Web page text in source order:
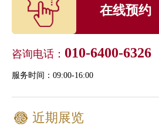
在线预约
咨询电话： 010-6400-6326
服务时间：09:00-16:00
近期展览